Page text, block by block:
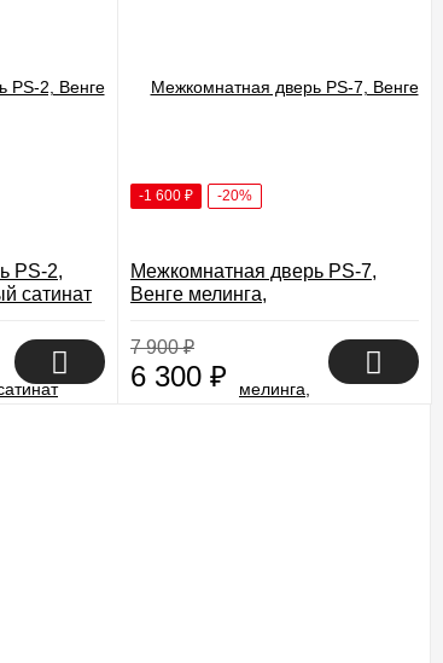
PS-2,
сатинат
-1 600 ₽ -20%
Межкомнатная дверь PS-7,
Венге мелинга,
7 900₽
6 300 ₽